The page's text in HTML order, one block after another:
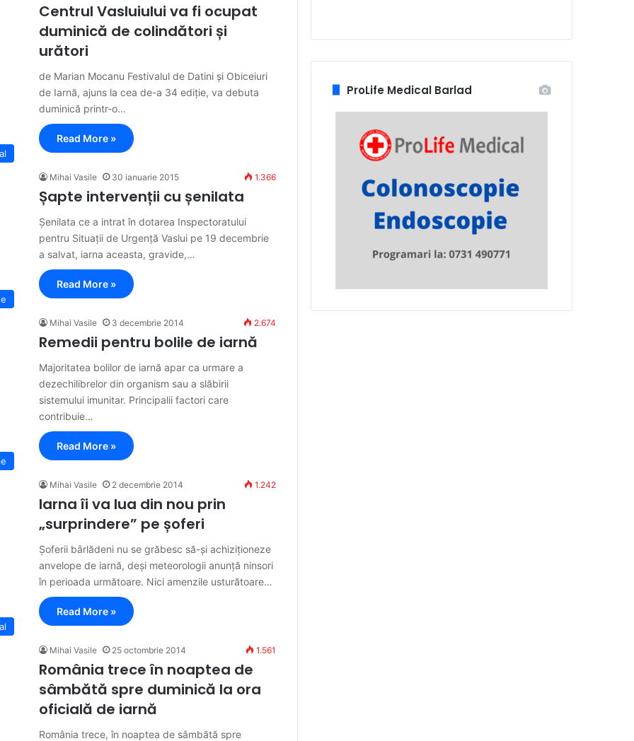
Centrul Vasluiului va fi ocupat
duminică de colindători și
urători
de Marian Mocanu Festivalul de Datini și Obiceiuri
de Iarnă, ajuns la cea de-a 34 ediție, va debuta
duminică printr-o…
Read More »
Mihai Vasile 30 ianuarie 2015 1.366
Șapte intervenții cu șenilata
Șenilata ce a intrat în dotarea Inspectoratului
pentru Situații de Urgență Vaslui pe 19 decembrie
a salvat, iarna aceasta, gravide,…
Read More »
Mihai Vasile 3 decembrie 2014 2.674
Remedii pentru bolile de iarnă
Majoritatea bolilor de iarnă apar ca urmare a
dezechilibrelor din organism sau a slăbirii
sistemului imunitar. Principalii factori care
contribuie…
Read More »
Mihai Vasile 2 decembrie 2014 1.242
Iarna îi va lua din nou prin
„surprindere” pe șoferi
Șoferii bârlădeni nu se grăbesc să-și achiziționeze
anvelope de iarnă, deși meteorologii anunță ninsori
în perioada următoare. Nici amenzile usturătoare…
Read More »
Mihai Vasile 25 octombrie 2014 1.561
România trece în noaptea de
sâmbătă spre duminică la ora
oficială de iarnă
România trece, în noaptea de sâmbătă spre
ProLife Medical Barlad